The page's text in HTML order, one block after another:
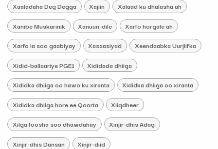
Xaaladaha Deg Degga Xajiin Xalaad ku dhalasha ah
Xanibe Muskarinik Xanuun-dile Xarfo horgale ah
Xarfo la soo gaabiyay Xasaasiyad Xeendaabka Uurjiifka
Xidid-ballaariye PGE1 Xididada dhiiga
Xididka dhiiga oo hawo ku xiranta Xididka dhiiga oo xiranta
Xididka dhiiga hore ee Qoorta Xiiqdheer
Xilga foosha soo dhawdahay Xinjir-dhis Adag
Xinjir-dhis Dansan Xinjir-diid